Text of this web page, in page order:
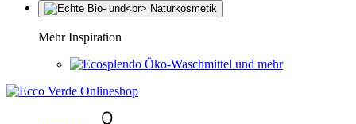
Mehr Inspiration
Öko-Waschmittel und mehr